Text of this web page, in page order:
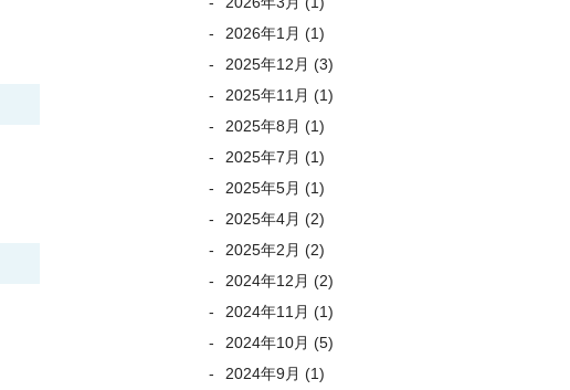
2026年1月 (1)
2025年12月 (3)
2025年11月 (1)
2025年8月 (1)
2025年7月 (1)
2025年5月 (1)
2025年4月 (2)
2025年2月 (2)
2024年12月 (2)
2024年11月 (1)
2024年10月 (5)
2024年9月 (1)